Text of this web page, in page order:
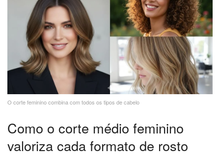
O corte feminino combina com todos os tipos de cabelo
Como o corte médio feminino
valoriza cada formato de rosto